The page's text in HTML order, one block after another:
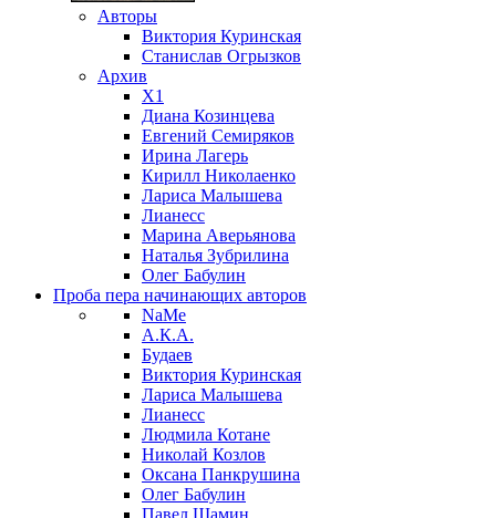
Авторы
Виктория Куринская
Станислав Огрызков
Архив
X1
Диана Козинцева
Евгений Семиряков
Ирина Лагерь
Кирилл Николаенко
Лариса Малышева
Лианесс
Марина Аверьянова
Наталья Зубрилина
Олег Бабулин
Проба пера начинающих авторов
NaMe
А.К.А.
Будаев
Виктория Куринская
Лариса Малышева
Лианесс
Людмила Котане
Николай Козлов
Оксана Панкрушина
Олег Бабулин